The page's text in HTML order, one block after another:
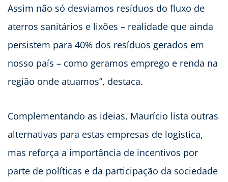
Assim não só desviamos resíduos do fluxo de
aterros sanitários e lixões – realidade que ainda
persistem para 40% dos resíduos gerados em
nosso país – como geramos emprego e renda na
região onde atuamos”, destaca.
Complementando as ideias, Maurício lista outras
alternativas para estas empresas de logística,
mas reforça a importância de incentivos por
parte de políticas e da participação da sociedade